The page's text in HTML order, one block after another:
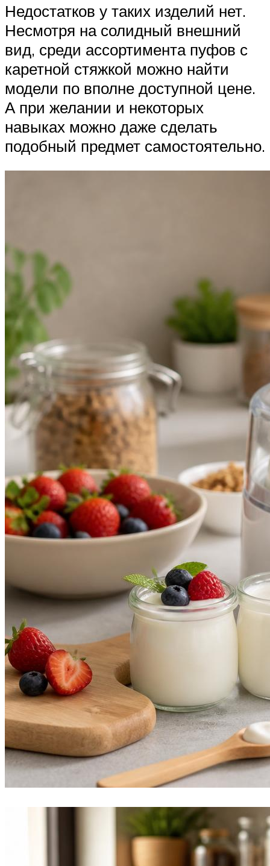
Недостатков у таких изделий нет.
Несмотря на солидный внешний
вид, среди ассортимента пуфов с
каретной стяжкой можно найти
модели по вполне доступной цене.
А при желании и некоторых
навыках можно даже сделать
подобный предмет самостоятельно.